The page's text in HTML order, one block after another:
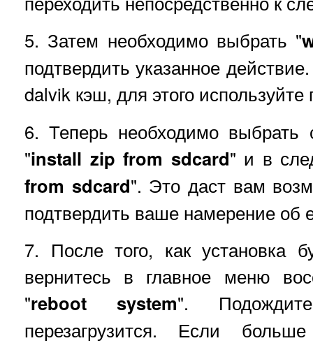
5. Затем необходимо выбрать "
подтвердить указанное
dalvik кэш, для этого
6. Теперь необходимо
"install zip from sdcard" и в
from sdcard". Это даст вам
подтвердить ваше намерение об
7. После того, как установка
вернитесь в главное меню
"reboot system".
перезагрузится. Если